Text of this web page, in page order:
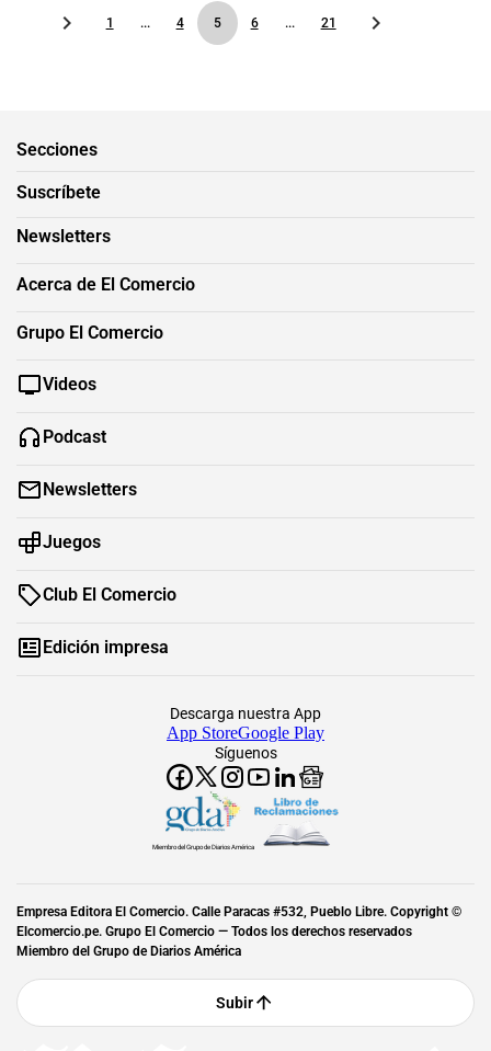
1 ... 4 5 6 ... 21
Secciones
Suscríbete
Newsletters
Acerca de El Comercio
Grupo El Comercio
Videos
Podcast
Newsletters
Juegos
Club El Comercio
Edición impresa
Síguenos
Descarga nuestra App
App StoreGoogle Play
Miembro del Grupo de Diarios América
Empresa Editora El Comercio. Calle Paracas #532, Pueblo Libre. Copyright ©
Elcomercio.pe. Grupo El Comercio — Todos los derechos reservados
Miembro del Grupo de Diarios América
Subir